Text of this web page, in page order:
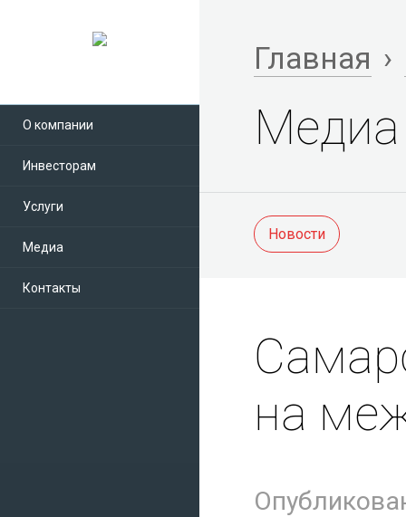
О компании
Инвесторам
Услуги
Медиа
Контакты
Главная ›
Медиа
Новости
на